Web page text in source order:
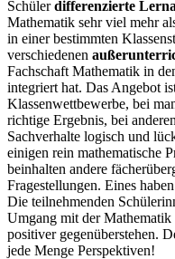
Schülerdifferenzierte
Mathematik sehr viel mehr
in einer bestimmten
verschiedenen
Fachschaft Mathematik in
integriert hat. Das Angebot
Klassenwettbewerbe, bei
richtige Ergebnis, bei
Sachverhalte logisch und
einigen rein mathematische
beinhalten andere
Fragestellungen. Eines
Die teilnehmenden
Umgang mit der Mathematik
positiver gegenüberstehen.
jede Menge Perspektiven!